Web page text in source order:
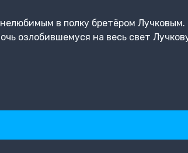
в полку бретёром Лучковым.
озлобившемуся на весь свет